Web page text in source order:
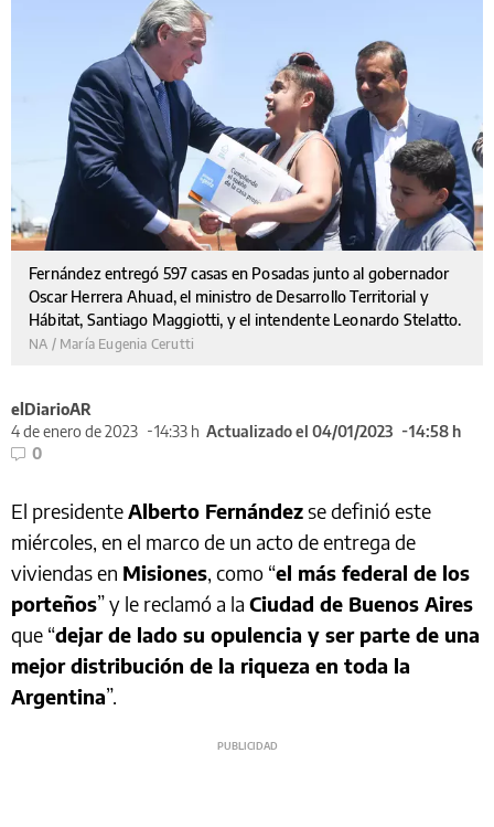
Fernández entregó 597 casas en Posadas junto al gobernador
Oscar Herrera Ahuad, el ministro de Desarrollo Territorial y
Hábitat, Santiago Maggiotti, y el intendente Leonardo Stelatto.
NA / María Eugenia Cerutti
elDiarioAR
4 de enero de 2023
14:33 h Actualizado el 04/01/2023
14:58 h
0
El presidenteAlberto Fernándezse definió este
miércoles, en el marco de un acto de entrega de
viviendas en Misiones, como “el más federal de los
porteños” y le reclamó a la Ciudad de Buenos Aires
que “dejar de lado su opulencia y ser parte de una
mejor distribución de la riqueza en toda la
Argentina”.